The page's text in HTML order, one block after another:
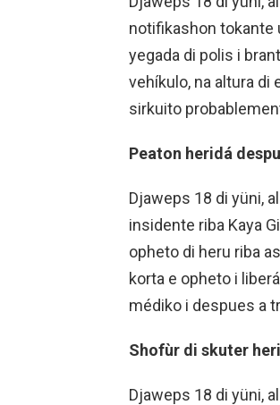
notifikashon tokante
yegada di polis i
vehíkulo, na altura di
sirkuito
Peaton heridá
Djaweps 18 di yüni,
insidente riba Kaya
opheto di heru riba
korta e opheto i
médiko i despues a
Shofùr di skuter
Djaweps 18 di yüni,